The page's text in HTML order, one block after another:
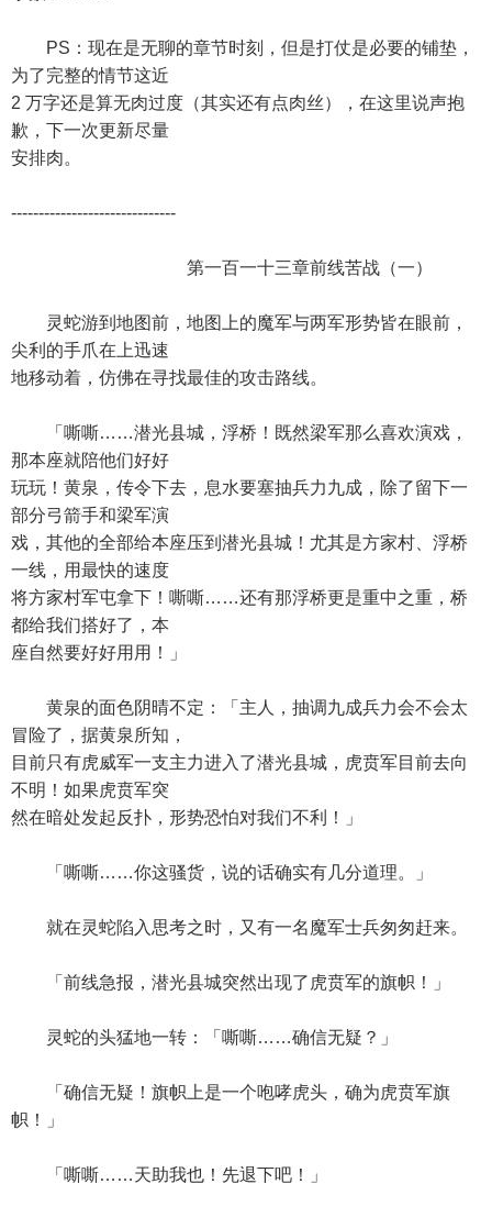
PS：现在是无聊的章节时刻，但是打仗是必要的铺垫，
为了完整的情节这近
2 万字还是算无肉过度（其实还有点肉丝），在这里说声抱
歉，下一次更新尽量
安排肉。
------------------------------
第一百一十三章前线苦战（一）
灵蛇游到地图前，地图上的魔军与两军形势皆在眼前，
尖利的手爪在上迅速
地移动着，仿佛在寻找最佳的攻击路线。
「嘶嘶……潜光县城，浮桥！既然梁军那么喜欢演戏，
那本座就陪他们好好
玩玩！黄泉，传令下去，息水要塞抽兵力九成，除了留下一
部分弓箭手和梁军演
戏，其他的全部给本座压到潜光县城！尤其是方家村、浮桥
一线，用最快的速度
将方家村军屯拿下！嘶嘶……还有那浮桥更是重中之重，桥
都给我们搭好了，本
座自然要好好用用！」
黄泉的面色阴晴不定：「主人，抽调九成兵力会不会太
冒险了，据黄泉所知，
目前只有虎威军一支主力进入了潜光县城，虎贲军目前去向
不明！如果虎贲军突
然在暗处发起反扑，形势恐怕对我们不利！」
「嘶嘶……你这骚货，说的话确实有几分道理。」
就在灵蛇陷入思考之时，又有一名魔军士兵匆匆赶来。
「前线急报，潜光县城突然出现了虎贲军的旗帜！」
灵蛇的头猛地一转：「嘶嘶……确信无疑？」
「确信无疑！旗帜上是一个咆哮虎头，确为虎贲军旗
帜！」
「嘶嘶……天助我也！先退下吧！」